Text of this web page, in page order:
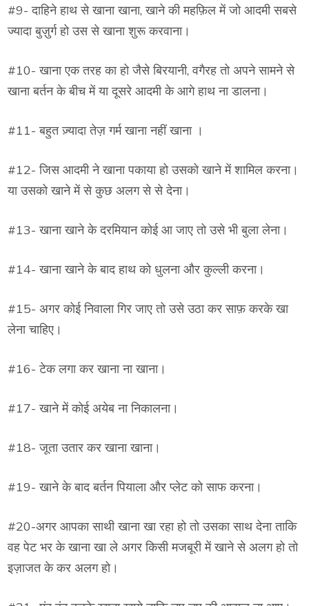
#9- दाहिने हाथ से खाना खाना, खाने की महफ़िल में जो आदमी सबसे
ज्यादा बुज़ुर्ग हो उस से खाना शुरू करवाना।
#10- खाना एक तरह का हो जैसे बिरयानी, वगैरह तो अपने सामने से
खाना बर्तन के बीच में या दूसरे आदमी के आगे हाथ ना डालना।
#11- बहुत ज़्यादा तेज़ गर्म खाना नहीं खाना ।
#12- जिस आदमी ने खाना पकाया हो उसको खाने में शामिल करना।
या उसको खाने में से कुछ अलग से से देना।
#13- खाना खाने के दरमियान कोई आ जाए तो उसे भी बुला लेना।
#14- खाना खाने के बाद हाथ को धुलना और कुल्ली करना।
#15- अगर कोई निवाला गिर जाए तो उसे उठा कर साफ़ करके खा
लेना चाहिए।
#16- टेक लगा कर खाना ना खाना।
#17- खाने में कोई अयेब ना निकालना।
#18- जूता उतार कर खाना खाना।
#19- खाने के बाद बर्तन पियाला और प्लेट को साफ करना।
#20-अगर आपका साथी खाना खा रहा हो तो उसका साथ देना ताकि
वह पेट भर के खाना खा ले अगर किसी मजबूरी में खाने से अलग हो तो
इज़ाजत के कर अलग हो।